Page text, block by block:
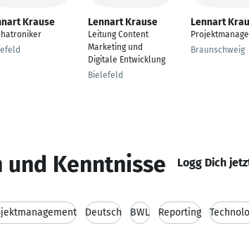
Krause Lennart Krause
Leitung Content
Marketing und
Digitale Entwicklung
Bielefeld
Lennart
Braunschweig
und Kenntnisse Logg Dich
Deutsch BWL Reporting